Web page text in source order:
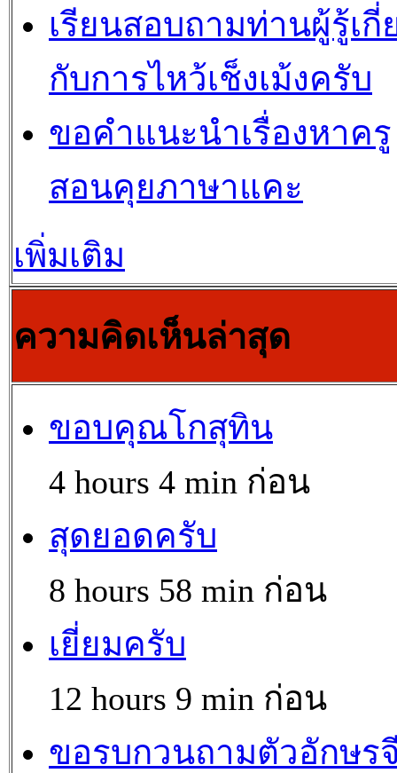
เรียนสอบถามท่านผู้รู้เกี่
กับการไหว้เช็งเม้งครับ
ขอคำแนะนำเรื่องหาครู
สอนคุยภาษาแคะ
เพิ่มเติม
ความคิดเห็นล่าสุด
ขอบคุณโกสุทิน
4 hours 4 min ก่อน
สุดยอดครับ
8 hours 58 min ก่อน
เยี่ยมครับ
12 hours 9 min ก่อน
ขอรบกวนถามตัวอักษร